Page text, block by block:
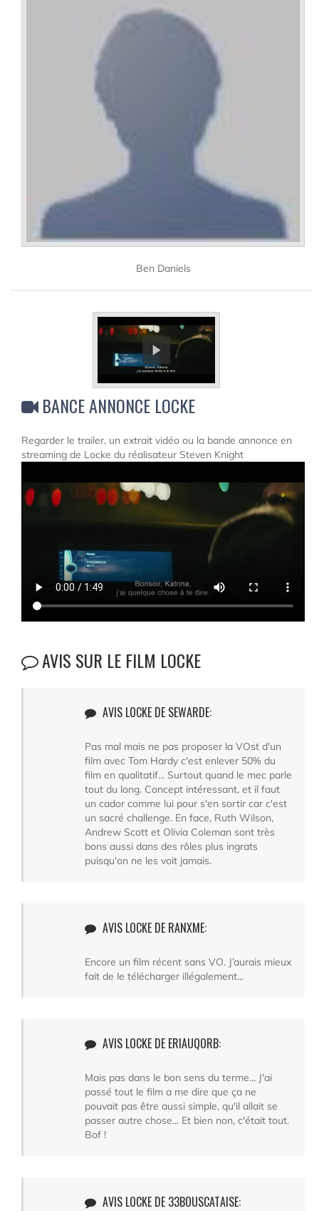
Ben Daniels
BANCE ANNONCE LOCKE
Regarder le trailer, un extrait vidéo ou la bande annonce en
streaming de Locke du réalisateur Steven Knight
AVIS SUR LE FILM LOCKE
AVIS LOCKE DE SEWARDE:
Pas mal mais ne pas proposer la VOst d'un
film avec Tom Hardy c'est enlever 50% du
film en qualitatif... Surtout quand le mec parle
tout du long. Concept intéressant, et il faut
un cador comme lui pour s'en sortir car c'est
un sacré challenge. En face, Ruth Wilson,
Andrew Scott et Olivia Coleman sont très
bons aussi dans des rôles plus ingrats
puisqu'on ne les voit jamais.
AVIS LOCKE DE RANXME:
Encore un film récent sans VO. J’aurais mieux
fait de le télécharger illégalement...
AVIS LOCKE DE ERIAUQORB:
Mais pas dans le bon sens du terme... J'ai
passé tout le film a me dire que ça ne
pouvait pas être aussi simple, qu'il allait se
passer autre chose... Et bien non, c'était tout.
Bof !
AVIS LOCKE DE 33BOUSCATAISE: